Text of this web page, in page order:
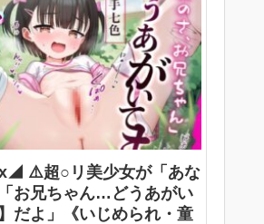
⚠️超○リ美少女が「あな
お兄ちゃん…どうあがい
だよ」《いじめられ・童